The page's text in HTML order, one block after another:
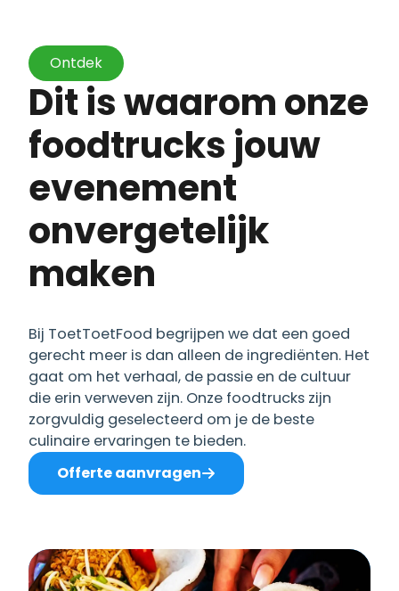
Ontdek
Dit is waarom onze
foodtrucks jouw
evenement
onvergetelijk
maken
Bij ToetToetFood begrijpen we dat een goed
gerecht meer is dan alleen de ingrediënten. Het
gaat om het verhaal, de passie en de cultuur
die erin verweven zijn. Onze foodtrucks zijn
zorgvuldig geselecteerd om je de beste
culinaire ervaringen te bieden.
Offerte aanvragen